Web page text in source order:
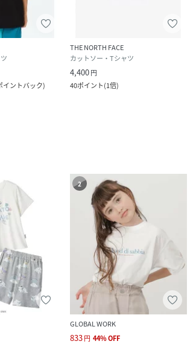
イントバック)
THE NORTH FACE
カットソー・Tシャツ
4,400円
40ポイント(1倍)
2
GLOBAL WORK
833円 44%OFF